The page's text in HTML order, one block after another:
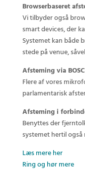
Browserbaseret
Vi tilbyder også
smart devices, der
Systemet kan både
stede på venue,
Afsteming via
Flere af vores
parlamentarisk
Afsteming i
Benyttes der
systemet hertil
Læs mere her
Ring og hør mere